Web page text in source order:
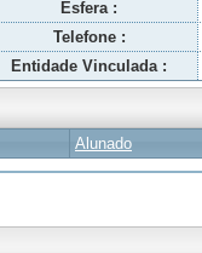
Esfera :
Telefone :
Entidade Vinculada :
Alunado